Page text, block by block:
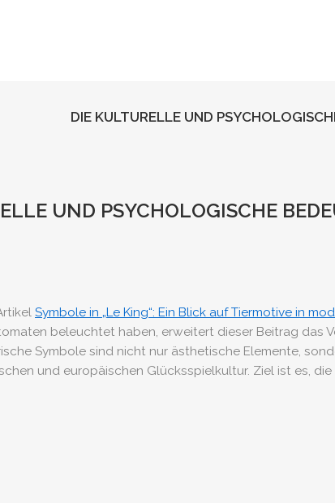
DIE KULTURELLE UND
UND PSYCHOLOGISCHE
Symbole in „Le King“: Ein Blick auf Tiermotive in
beleuchtet haben, erweitert dieser Beitrag
Symbole sind nicht nur ästhetische Elemente,
und europäischen Glücksspielkultur. Ziel ist es,